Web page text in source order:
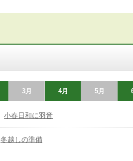
3月 4月 5月
小春日和に羽音
冬越しの準備